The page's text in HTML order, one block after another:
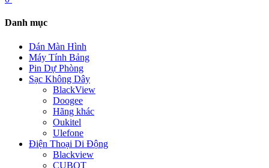
Danh mục
Dán Màn Hình
Máy Tính Bảng
Pin Dự Phòng
Sạc Không Dây
BlackView
Doogee
Hãng khác
Oukitel
Ulefone
Điện Thoại Di Động
Blackview
CUBOT